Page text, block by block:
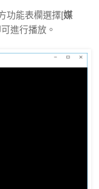
功能表欄選擇[媒
進行播放。